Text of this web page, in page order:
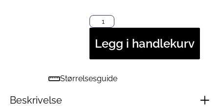
Størrelsesguide
Legg i handlekurv
Beskrivelse